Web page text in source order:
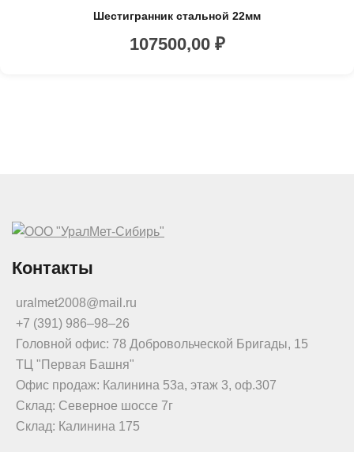
Шестигранник стальной 22мм
107500,00 ₽
Контакты
uralmet2008@mail.ru
+7 (391) 986‒98‒26
Головной офис: 78 Добровольческой Бригады, 15
ТЦ "Первая Башня"
Офис продаж: Калинина 53а, этаж 3, оф.307
Склад: Северное шоссе 7г
Склад: Калинина 175